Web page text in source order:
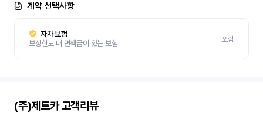
계약 선택사항
자차 보험
보상한도 내 면책금이 있는 보험
포함
(주)제트카고객리뷰